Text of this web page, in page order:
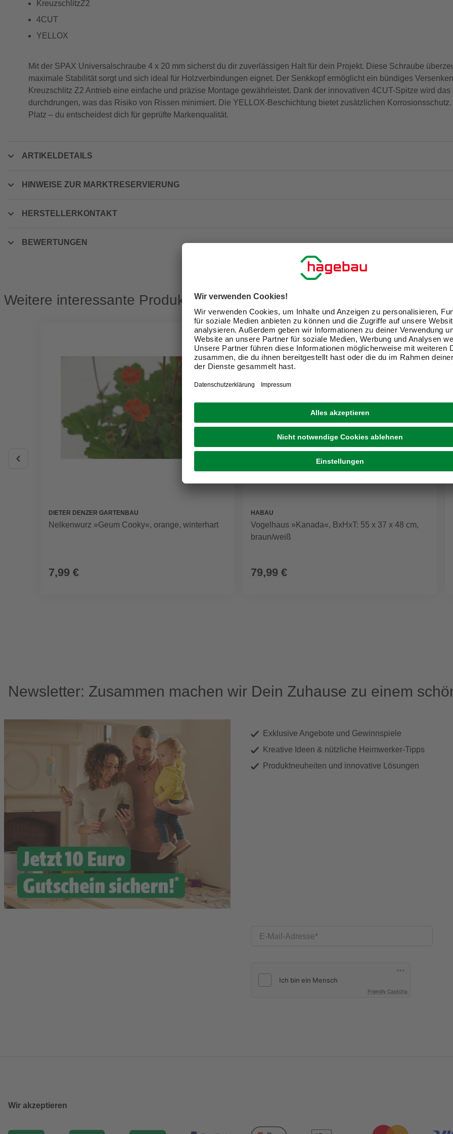
KreuzschlitzZ2
4CUT
YELLOX
Mit der SPAX Universalschraube 4 x 20 mm sicherst du dir zuverlässigen Halt für dein Projekt. Diese Schraube
maximale Stabilität sorgt und sich ideal für Holzverbindungen eignet. Der Senkkopf ermöglicht ein bündiges
Kreuzschlitz Z2 Antrieb eine einfache und präzise Montage gewährleistet. Dank der innovativen 4CUT-Spitze wird das
durchdrungen, was das Risiko von Rissen minimiert. Die YELLOX-Beschichtung bietet zusätzlichen
Platz – du entscheidest dich für geprüfte Markenqualität.
ARTIKELDETAILS
HINWEISE ZUR MARKTRESERVIERUNG
HERSTELLERKONTAKT
BEWERTUNGEN
Weitere interessante Produkte
DIETER DENZER GARTENBAU
Nelkenwurz »Geum Cooky«, orange, winterhart
7,99 €
HABAU
Vogelhaus »Kanada«, BxHxT: 55 x 37 x 48 cm,
braun/weiß
79,99 €
Newsletter: Zusammen machen wir Dein Zuhause zu einem
Exklusive Angebote und Gewinnspiele
Kreative Ideen & nützliche Heimwerker-Tipps
Produktneuheiten und innovative Lösungen
E-Mail-Adresse
Friendly Captcha
Wir akzeptieren